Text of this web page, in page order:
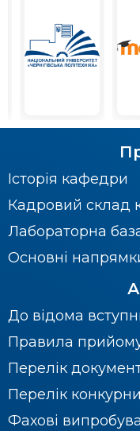
Історія кафедри
Кадровий склад
Лабораторна
Основні
До відома
Правила
Перелік
Перелік
Фахові